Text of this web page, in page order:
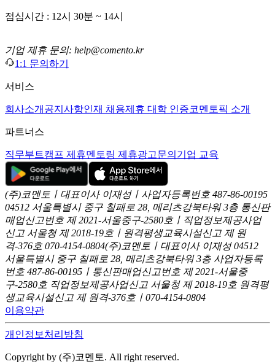
점심시간 : 12시 30분 ~ 14시
기업 제휴 문의: help@comento.kr
1:1 문의하기
서비스
회사소개 공지사항인재 채용제휴 대학 인증코멘토픽 소개
파트너스
직무부트캠프 제휴멘토링 제휴광고문의 기업 교육
(주)코멘토ㅣ대표이사 이재성ㅣ사업자등록번호 487-86-00195
04512 서울특별시 중구 칠패로 28, 메리츠강북타워 3층 통신판
매업신고번호 제 2021-서울중구-2580호ㅣ직업정보제공사업
신고 서울청 제 2018-19호ㅣ원격평생교육시설신고 제 원
격-376호 070-4154-0804(주)코멘토ㅣ대표이사 이재성 04512
서울특별시 중구 칠패로 28, 메리츠강북타워 3층 사업자등록
번호 487-86-00195ㅣ통신판매업신고번호 제 2021-서울중
구-2580호 직업정보제공사업신고 서울청 제 2018-19호 원격평
생교육시설신고 제 원격-376호ㅣ070-4154-0804
이용약관
개인정보처리방침
Copyright by (주)코멘토. All right reserved.